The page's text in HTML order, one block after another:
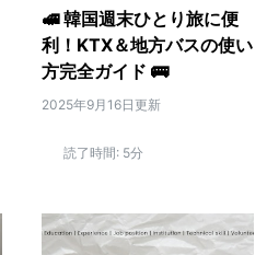
🚅 韓国週末ひとり旅に便
利！KTX＆地方バスの使い
方完全ガイド 🚌
2025年9月16日更新
読了時間: 5分